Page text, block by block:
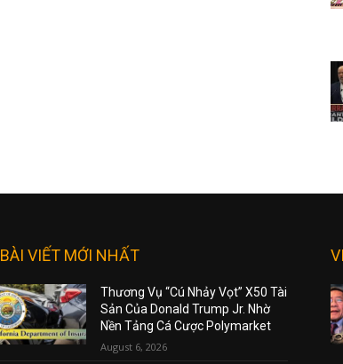
BÀI VIẾT MỚI NHẤT
Thương Vụ “Cú Nhảy Vọt” X50 Tài
Sản Của Donald Trump Jr. Nhờ
Nền Tảng Cá Cược Polymarket
August 6, 2026